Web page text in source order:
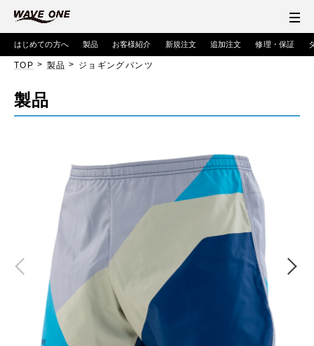
はじめての方へ 製品 お客様紹介 新規注文 追加注文 修理・保証
TOP > 製品 > ジョギングパンツ
製品